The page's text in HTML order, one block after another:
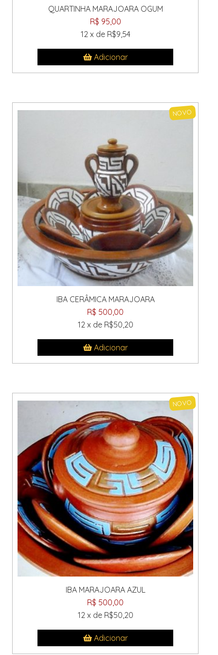
QUARTINHA MARAJOARA OGUM
R$ 95,00
12 x de R$9,54
Adicionar
NOVO
IBA CERÂMICA MARAJOARA
R$ 500,00
12 x de R$50,20
Adicionar
NOVO
IBA MARAJOARA AZUL
R$ 500,00
12 x de R$50,20
Adicionar